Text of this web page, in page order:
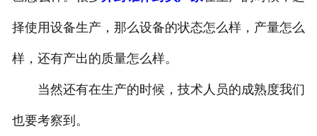
择使用设备生产，那么设备的状态怎么样，产量怎么
样，还有产出的质量怎么样。
当然还有在生产的时候，技术人员的成熟度我们
也要考察到。